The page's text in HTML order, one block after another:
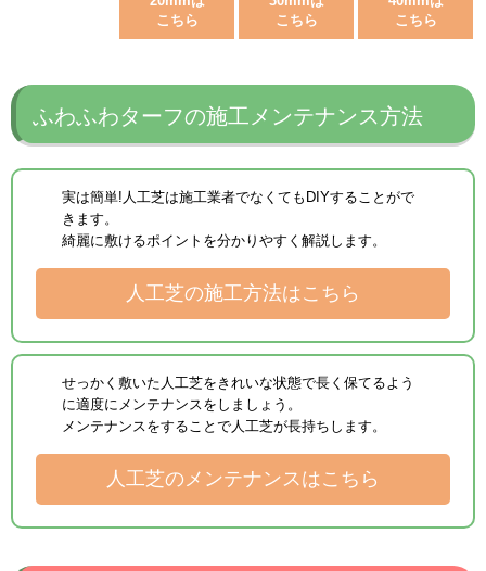
こちら
こちら
こちら
ふわふわターフの施工メンテナンス方法
実は簡単!人工芝は施工業者でなくてもDIYすることがで
きます。
綺麗に敷けるポイントを分かりやすく解説します。
人工芝の施工方法はこちら
せっかく敷いた人工芝をきれいな状態で長く保てるよう
に適度にメンテナンスをしましょう。
メンテナンスをすることで人工芝が長持ちします。
人工芝のメンテナンスはこちら